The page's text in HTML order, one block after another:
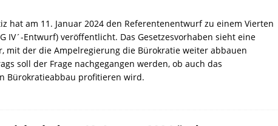
hat am 11. Januar 2024 den Referentenentwurf zu einem Vierten
IV´-Entwurf) veröffentlicht. Das Gesetzesvorhaben sieht eine
mit der die Ampelregierung die Bürokratie weiter abbauen
soll der Frage nachgegangen werden, ob auch das
Bürokratieabbau profitieren wird.